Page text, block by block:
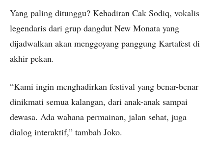
Yang paling ditunggu? Kehadiran Cak Sodiq, vokalis
legendaris dari grup dangdut New Monata yang
dijadwalkan akan menggoyang panggung Kartafest di
akhir pekan.
“Kami ingin menghadirkan festival yang benar-benar
dinikmati semua kalangan, dari anak-anak sampai
dewasa. Ada wahana permainan, jalan sehat, juga
dialog interaktif,” tambah Joko.